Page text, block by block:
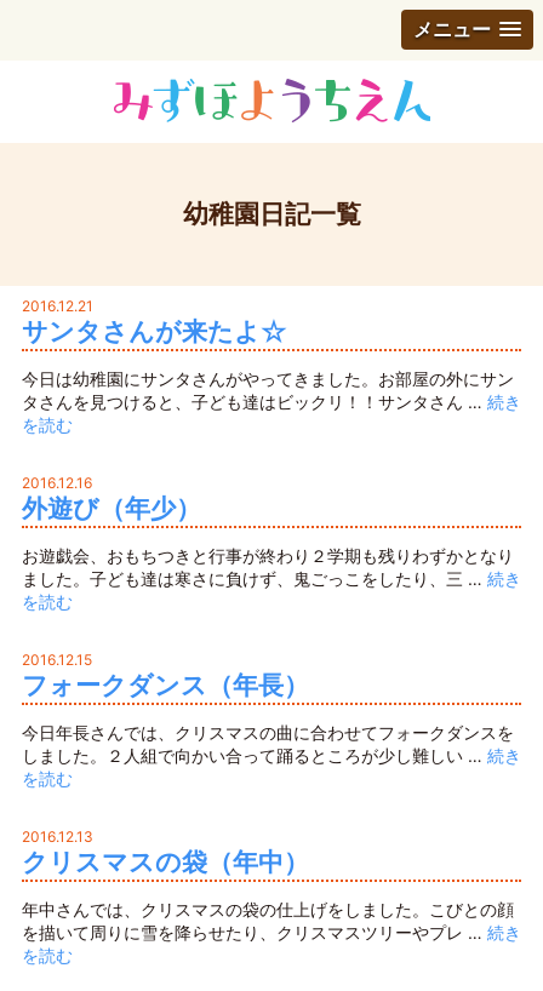
メニュー
幼稚園日記一覧
2016.12.21
サンタさんが来たよ☆
今日は幼稚園にサンタさんがやってきました。お部屋の外にサン
タさんを見つけると、子ども達はビックリ！！サンタさん … 続き
を読む
2016.12.16
外遊び（年少）
お遊戯会、おもちつきと行事が終わり２学期も残りわずかとなり
ました。子ども達は寒さに負けず、鬼ごっこをしたり、三 … 続き
を読む
2016.12.15
フォークダンス（年長）
今日年長さんでは、クリスマスの曲に合わせてフォークダンスを
しました。２人組で向かい合って踊るところが少し難しい … 続き
を読む
2016.12.13
クリスマスの袋（年中）
年中さんでは、クリスマスの袋の仕上げをしました。こびとの顔
を描いて周りに雪を降らせたり、クリスマスツリーやプレ … 続き
を読む